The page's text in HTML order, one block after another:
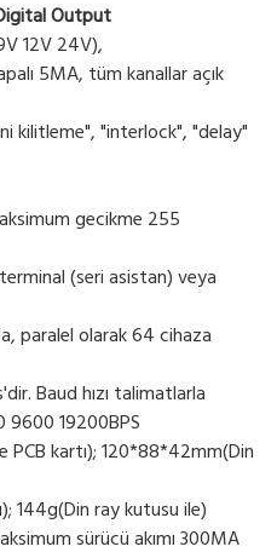
Output
12V 24V),
5MA, tüm kanallar açık
kilitleme", "interlock", "delay"
gecikme 255
(seri asistan) veya
paralel olarak 64 cihaza
Baud hızı talimatlarla
19200BPS
kartı); 120*88*42mm(Din
144g(Din ray kutusu ile)
sürücü akımı 300MA